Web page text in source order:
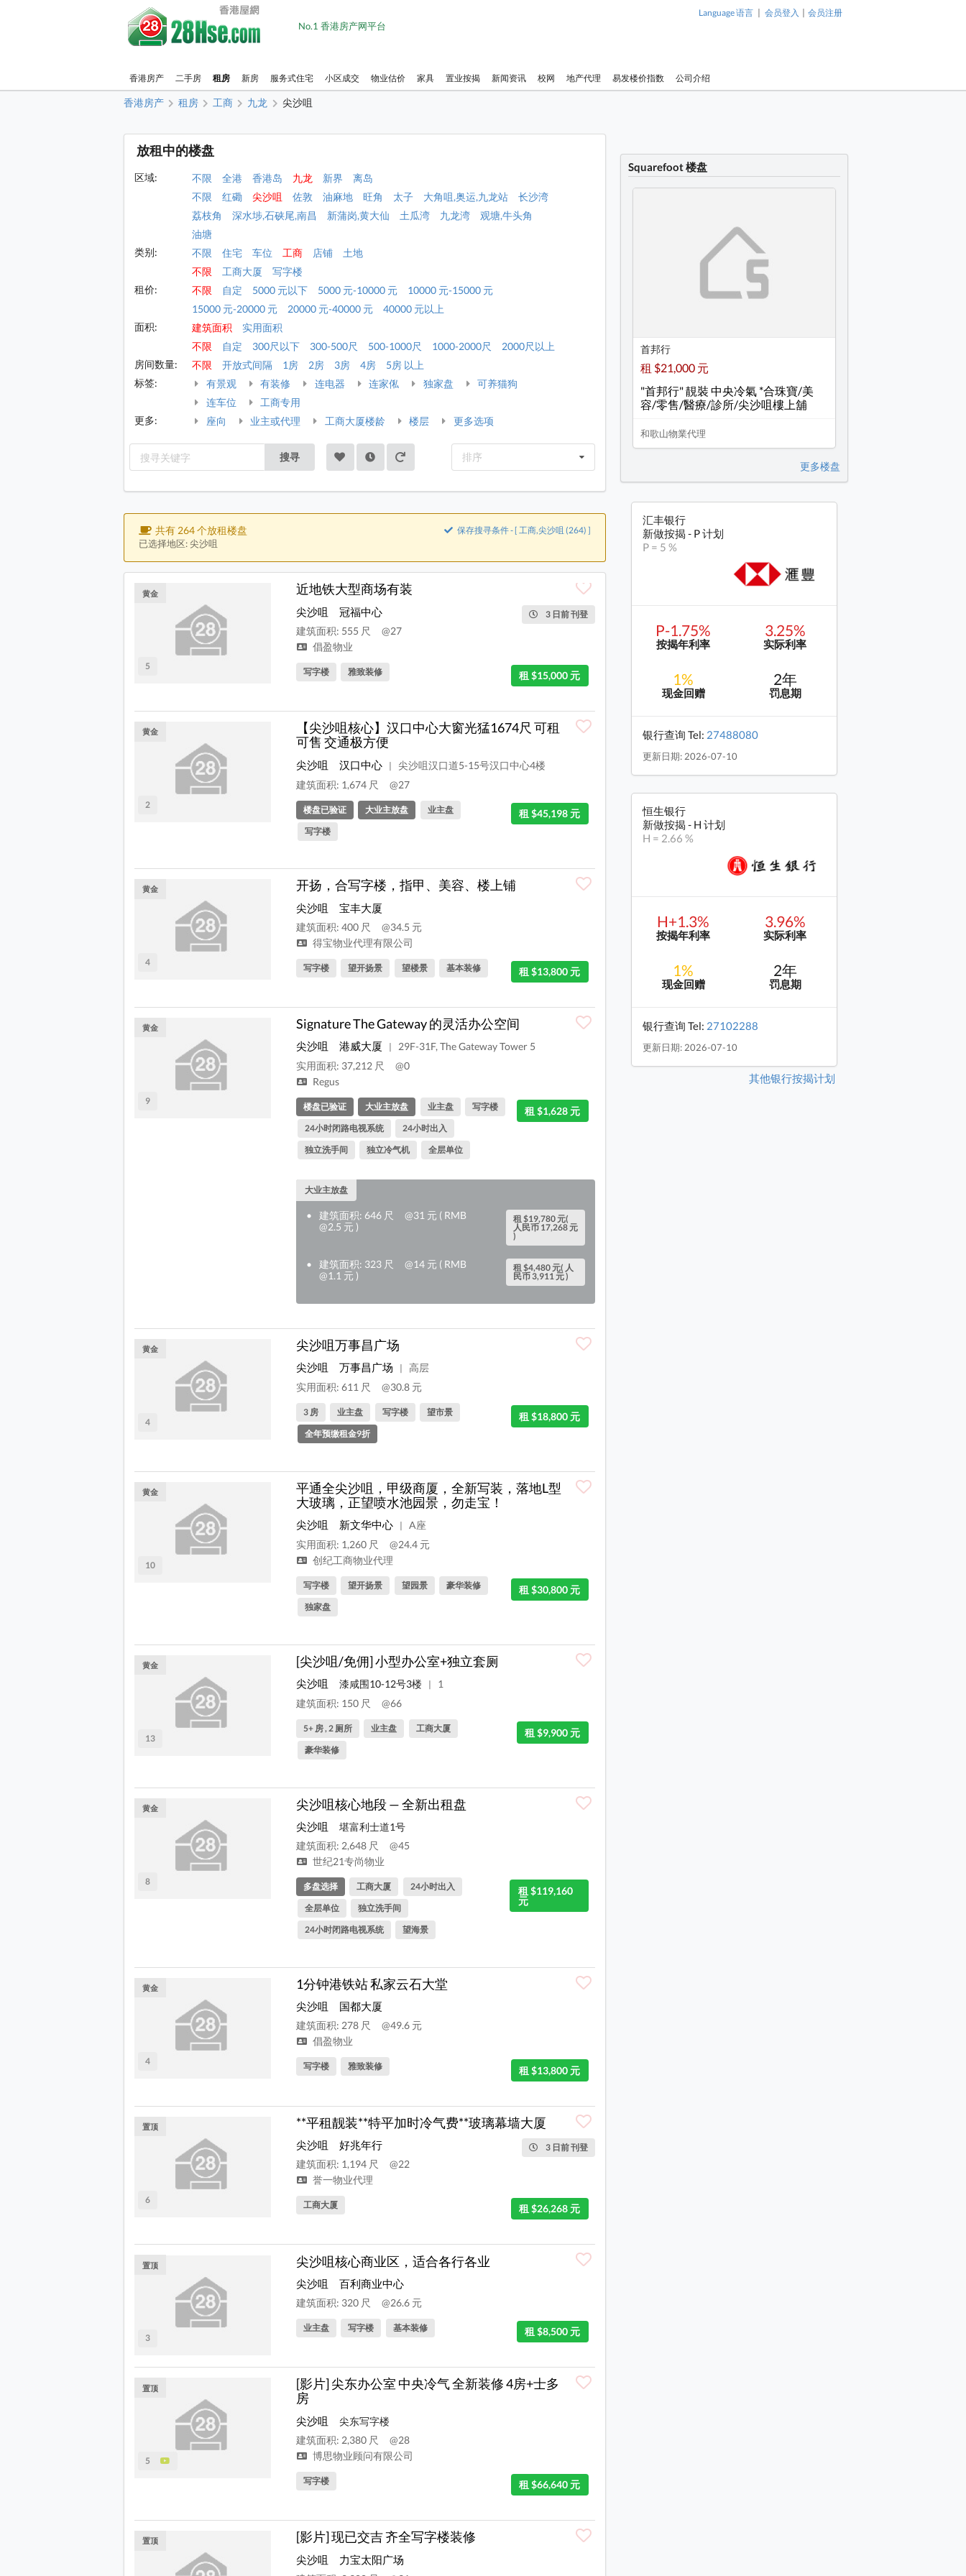
No.1 香港房产网平台
Language 语言 | 会员登入 | 会员注册
香港房产 二手房 租房 新房 服务式住宅 小区成交 物业估价 家具 置业按揭 新闻资讯 校网 地产代理 易发楼价指数 公司介绍
香港房产 租房 工商 九龙 尖沙咀
放租中的楼盘
区域: 不限 全港 香港岛 九龙 新界
离岛
不限
红磡 尖沙咀 佐敦 油麻地 旺角 太子 大角咀,奥运,九龙站
长沙湾
荔枝角
深水埗,石硖尾,南昌 新蒲岗,黄大仙 土瓜湾 九龙湾
观塘,牛头角
油塘
类别:
不限 住宅 车位 工商 店铺
土地
不限
工商大厦
写字楼
租价:
不限 自定 5000 元以下 5000 元-10000 元
10000 元-15000 元
15000 元-20000 元
20000 元-40000 元
40000 元以上
面积:
建筑面积
实用面积
不限
自定 300尺以下 300-500尺 500-1000尺 1000-2000尺
2000尺以上
房间数量:
不限 开放式间隔 1房 2房 3房 4房
5房 以上
标签:
有景观 有装修 连电器 连家俬 独家盘
可养猫狗
连车位
工商专用
更多:
座向 业主或代理 工商大厦楼龄 楼层 更多选项
搜寻 排序
共有 264 个放租楼盘
已选择地区: 尖沙咀
保存搜寻条件 - [ 工商,尖沙咀 (264) ]
5
黄金 近地铁大型商场有装
3 日前 刊登
尖沙咀 冠福中心
建筑面积: 555 尺
@27
倡盈物业
租 $15,000 元
写字楼 雅致装修
2
黄金
【尖沙咀核心】汉口中心大窗光猛1674尺 可租
可售 交通极方便
尖沙咀 汉口中心 |
尖沙咀汉口道5-15号汉口中心4楼
建筑面积: 1,674 尺
@27
租 $45,198 元
楼盘已验证 大业主放盘
业主盘
写字楼
4
黄金 开扬，合写字楼，指甲、美容、楼上铺
尖沙咀 宝丰大厦
建筑面积: 400 尺
@34.5 元
得宝物业代理有限公司
租 $13,800 元
写字楼 望开扬景 望楼景 基本装修
9
黄金 Signature The Gateway 的灵活办公空间
尖沙咀 港威大厦 |
29F-31F, The Gateway Tower 5
实用面积: 37,212 尺
@0
Regus
租 $1,628 元
楼盘已验证 大业主放盘 业主盘
写字楼
24小时闭路电视系统
24小时出入
独立洗手间
独立冷气机 全层单位
大业主放盘
建筑面积: 646 尺
@31 元 ( RMB
@2.5 元 )
租 $19,780 元(
人民币 17,268 元
)
建筑面积: 323 尺
@14 元 ( RMB
@1.1 元 )
租 $4,480 元( 人
民币 3,911 元 )
4
黄金 尖沙咀万事昌广场
尖沙咀 万事昌广场 |
高层
实用面积: 611 尺
@30.8 元
租 $18,800 元
3 房 业主盘 写字楼
望市景
全年预缴租金9折
10
黄金
平通全尖沙咀，甲级商厦，全新写装，落地L型
大玻璃，正望喷水池园景，勿走宝！
尖沙咀 新文华中心 |
A座
实用面积: 1,260 尺
@24.4 元
创纪工商物业代理
租 $30,800 元
写字楼 望开扬景 望园景
豪华装修
独家盘
13
黄金 [尖沙咀/免佣] 小型办公室+独立套厕
尖沙咀 漆咸围10-12号3楼 |
1
建筑面积: 150 尺
@66
租 $9,900 元
5+ 房 , 2 厕所 业主盘
工商大厦
豪华装修
8
黄金 尖沙咀核心地段 — 全新出租盘
尖沙咀
堪富利士道1号
建筑面积: 2,648 尺
@45
世纪21专尚物业
租 $119,160
元
多盘选择 工商大厦
24小时出入
全层单位
独立洗手间
24小时闭路电视系统
望海景
4
黄金 1分钟港铁站 私家云石大堂
尖沙咀 国都大厦
建筑面积: 278 尺
@49.6 元
倡盈物业
租 $13,800 元
写字楼 雅致装修
6
置顶 **平租靓装**特平加时冷气费**玻璃幕墙大厦
3 日前 刊登
尖沙咀 好兆年行
建筑面积: 1,194 尺
@22
誉一物业代理
租 $26,268 元
工商大厦
3
置顶 尖沙咀核心商业区，适合各行各业
尖沙咀 百利商业中心
建筑面积: 320 尺 @26.6 元
租 $8,500 元
业主盘 写字楼 基本装修
5
置顶
[影片] 尖东办公室 中央冷气 全新装修 4房+士多
房
尖沙咀
尖东写字楼
建筑面积: 2,380 尺
@28
博思物业顾问有限公司
租 $66,640 元
写字楼
置顶 [影片] 现已交吉 齐全写字楼装修
尖沙咀 力宝太阳广场
Squarefoot 楼盘
首邦行
租 $21,000 元
"首邦行" 靚裝 中央冷氣 *合珠寶/美
容/零售/醫療/診所/尖沙咀樓上舖
和歌山物業代理
更多楼盘
汇丰银行
新做按揭 - P 计划
P = 5 %
P-1.75%
按揭年利率
3.25%
实际利率
1%
现金回赠
2年
罚息期
银行查询 Tel: 27488080
更新日期: 2026-07-10
恒生银行
新做按揭 - H 计划
H = 2.66 %
H+1.3%
按揭年利率
3.96%
实际利率
1%
现金回赠
2年
罚息期
银行查询 Tel: 27102288
更新日期: 2026-07-10
其他银行按揭计划